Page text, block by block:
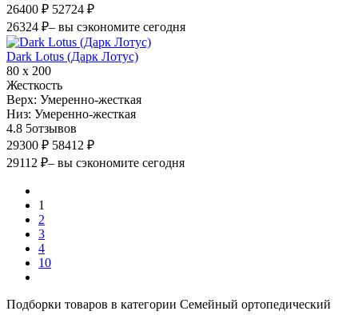
26400 ₽ 52724 ₽
26324 ₽– вы сэкономите сегодня
Dark Lotus (Дарк Лотус)
80 х 200
Жесткость
Верх: Умеренно-жесткая
Низ: Умеренно-жесткая
4.8 5отзывов
29300 ₽ 58412 ₽
29112 ₽– вы сэкономите сегодня
1
2
3
4
10
Подборки товаров в категории Семейный ортопедический